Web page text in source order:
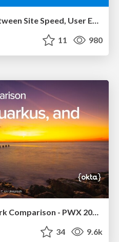
Connecting the Dots Between Site Speed, User Experience & Your Business [WebExpo 2025]
11 980
Java REST API Framework Comparison - PWX 2021
34 9.6k